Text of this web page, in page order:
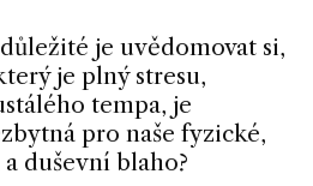
je uvědomovat si,
je plný stresu,
tempa, je
pro naše fyzické,
duševní blaho?